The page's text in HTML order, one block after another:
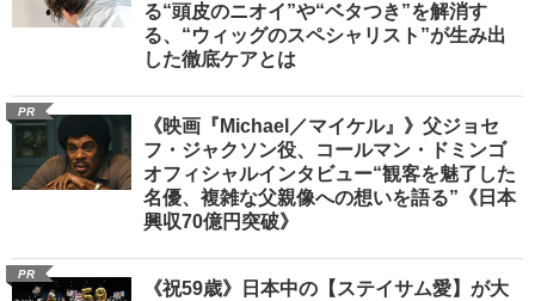
る“頭皮のニオイ”や“ベタつき”を解消す
る、“ウィッグのスペシャリスト”が生み出
した徹底ケアとは
PR
《映画『Michael／マイケル』》父ジョセ
フ・ジャクソン役、コールマン・ドミンゴ
オフィシャルインタビュー“観客を魅了した
名優、複雑な父親像への想いを語る”《日本
興収70億円突破》
PR
《祝59歳》日本中の【ステイサム愛】が大